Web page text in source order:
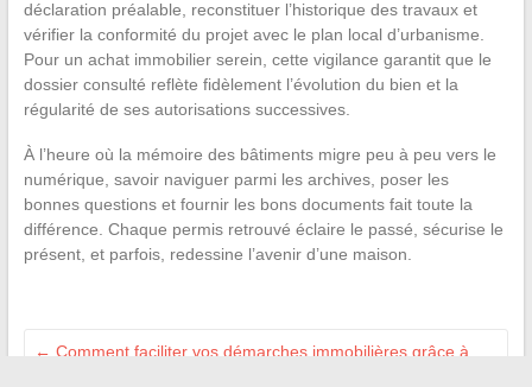
déclaration préalable, reconstituer l’historique des travaux et
vérifier la conformité du projet avec le plan local d’urbanisme.
Pour un achat immobilier serein, cette vigilance garantit que le
dossier consulté reflète fidèlement l’évolution du bien et la
régularité de ses autorisations successives.
À l’heure où la mémoire des bâtiments migre peu à peu vers le
numérique, savoir naviguer parmi les archives, poser les
bonnes questions et fournir les bons documents fait toute la
différence. Chaque permis retrouvé éclaire le passé, sécurise le
présent, et parfois, redessine l’avenir d’une maison.
← Comment faciliter vos démarches immobilières grâce à